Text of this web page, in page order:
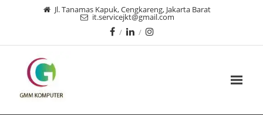
Jl. Tanamas Kapuk, Cengkareng, Jakarta Barat
it.servicejkt@gmail.com